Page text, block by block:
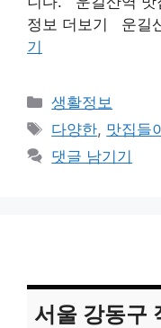
정보 더보기 운길
기
카
테
리
생활정보
태
그
다양한, 맛집들
댓글 남기기
서울 강동구